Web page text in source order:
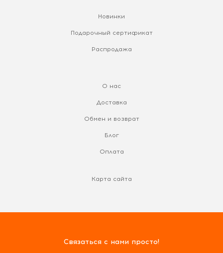
Новинки
Подарочный сертификат
Распродажа
О нас
Доставка
Обмен и возврат
Блог
Оплата
Карта сайта
Связаться с нами просто!